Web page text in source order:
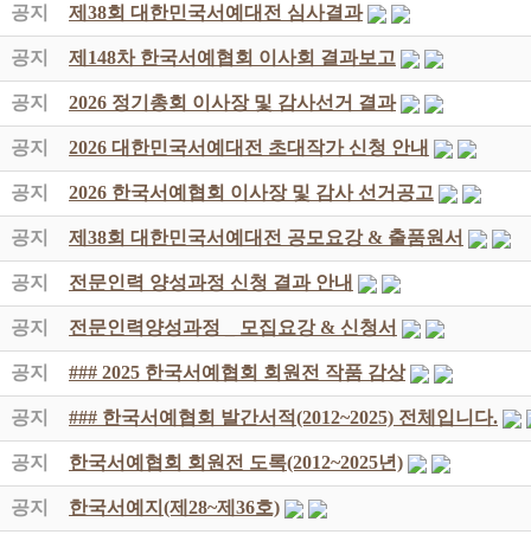
공지 제38회 대한민국서예대전 심사결과
공지 제148차 한국서예협회 이사회 결과보고
공지 2026 정기총회 이사장 및 감사선거 결과
공지 2026 대한민국서예대전 초대작가 신청 안내
공지 2026 한국서예협회 이사장 및 감사 선거공고
공지 제38회 대한민국서예대전 공모요강 & 출품원서
공지 전문인력 양성과정 신청 결과 안내
공지 전문인력양성과정 _ 모집요강 & 신청서
공지 ### 2025 한국서예협회 회원전 작품 감상
공지 ### 한국서예협회 발간서적(2012~2025) 전체입니다.
공지 한국서예협회 회원전 도록(2012~2025년)
공지 한국서예지(제28~제36호)